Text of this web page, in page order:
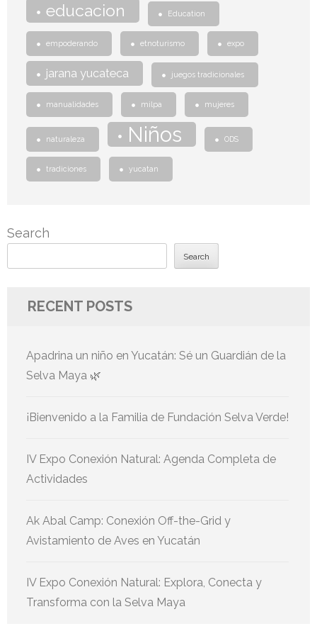
educacion Education
empoderando etnoturismo expo
jarana yucateca juegos tradicionales
manualidades milpa mujeres
naturaleza Niños ODS
tradiciones yucatan
Search
Search
RECENT POSTS
Apadrina un niño en Yucatán: Sé un Guardián de la
Selva Maya 🌿
¡Bienvenido a la Familia de Fundación Selva Verde!
IV Expo Conexión Natural: Agenda Completa de
Actividades
Ak Abal Camp: Conexión Off-the-Grid y
Avistamiento de Aves en Yucatán
IV Expo Conexión Natural: Explora, Conecta y
Transforma con la Selva Maya